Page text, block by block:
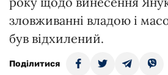
зловживанні владою і
був відхилений.
Поділитися